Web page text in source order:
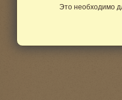
Это необходимо